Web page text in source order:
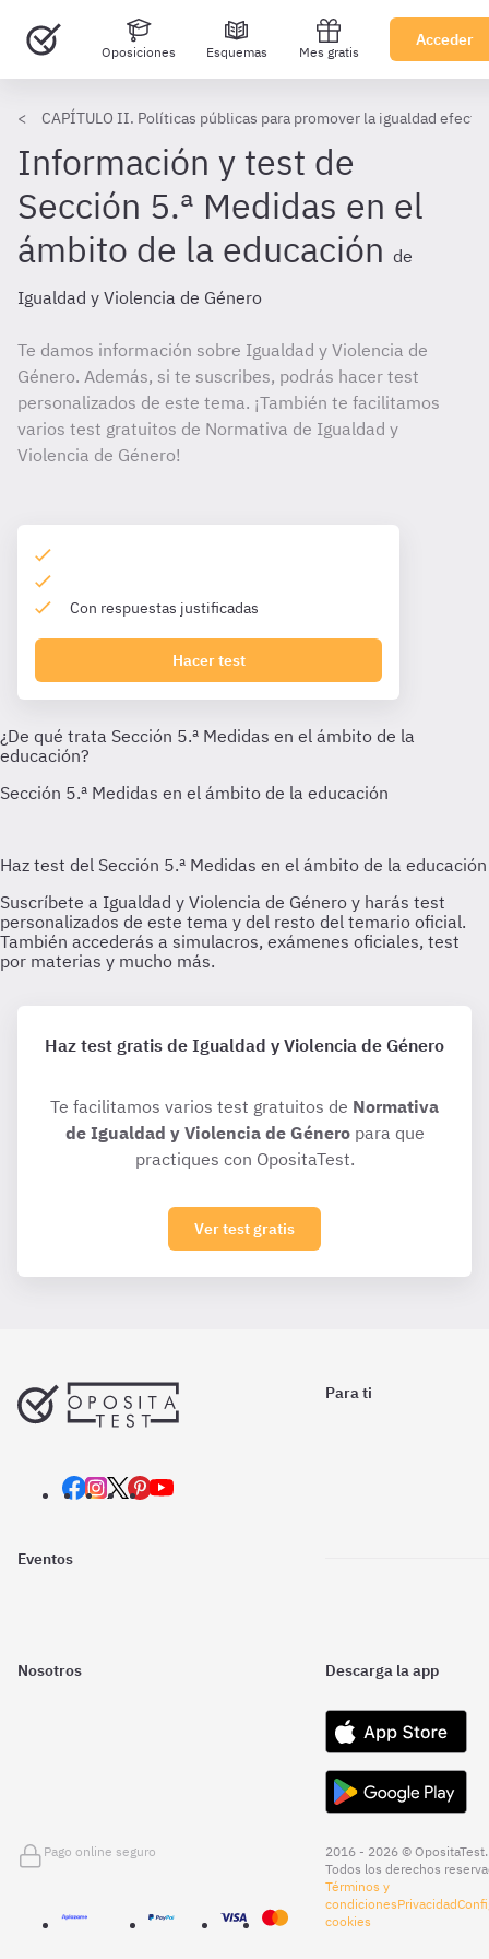
Oposiciones Esquemas Mes gratis
Acceder
CAPÍTULO II. Políticas públicas para promover la igualdad
Información y test de
Sección 5.ª Medidas en el
ámbito de la educación de
Igualdad y Violencia de Género
Te damos información sobre Igualdad y Violencia de
Género. Además, si te suscribes, podrás hacer test
personalizados de este tema. ¡También te facilitamos
varios test gratuitos de Normativa de Igualdad y
Violencia de Género!
Con respuestas justificadas
Hacer test
Haz test gratis de Igualdad y Violencia de Género
Te facilitamos varios test gratuitos de Normativa
de Igualdad y Violencia de Géneropara que
practiques con OpositaTest.
Ver test gratis
Para ti
Eventos
Nosotros Descarga la app
Pago online seguro
2016 - 2026 © OpositaTest.
Todos los derechos
Términos y
condicionesPrivacidad
cookies